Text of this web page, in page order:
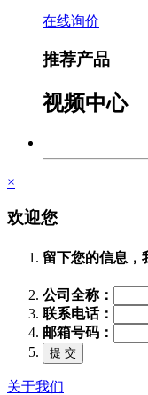
在线询价
推荐产品
视频中心
×
欢迎您
留下您的信息，
公司全称：
联系电话：
邮箱号码：
关于我们